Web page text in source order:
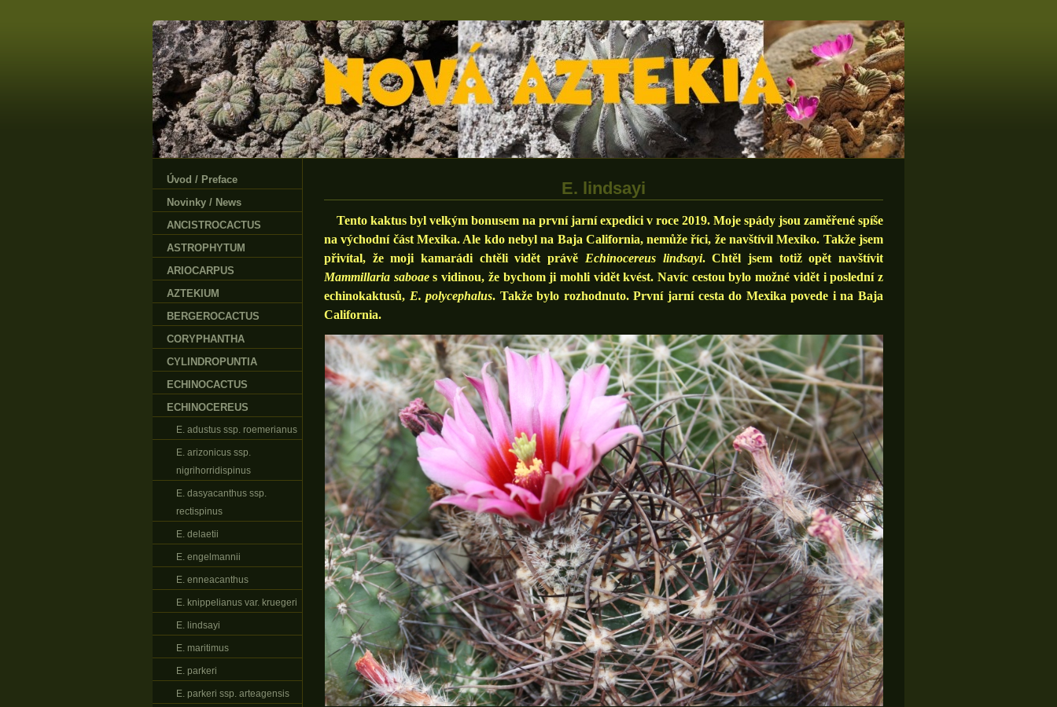
E. lindsayi
Tento kaktus byl velkým bonusem na první jarní expedici v roce 2019. Moje spády jsou zaměřené spíše
na východní část Mexika. Ale kdo nebyl na Baja California, nemůže říci, že navštívil Mexiko. Takže jsem
přivítal, že moji kamarádi chtěli vidět právě Echinocereus lindsayi. Chtěl jsem totiž opět navštívit
Mammillaria saboaes vidinou, že bychom ji mohli vidět kvést. Navíc cestou bylo možné vidět i poslední z
echinokaktusů, E. polycephalus. Takže bylo rozhodnuto. První jarní cesta do Mexika povede i na Baja
California.
Úvod / Preface
Novinky / News
ANCISTROCACTUS
ASTROPHYTUM
ARIOCARPUS
AZTEKIUM
BERGEROCACTUS
CORYPHANTHA
CYLINDROPUNTIA
ECHINOCACTUS
ECHINOCEREUS
E. adustus ssp. roemerianus
E. arizonicus ssp.
nigrihorridispinus
E. dasyacanthus ssp.
rectispinus
E. delaetii
E. engelmannii
E. enneacanthus
E. knippelianus var. kruegeri
E. lindsayi
E. maritimus
E. parkeri
E. parkeri ssp. arteagensis